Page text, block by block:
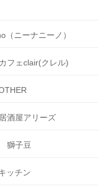
ニーナニーノ）
フェclair(クレル)
酒屋アリーズ
獅子豆
ッチン